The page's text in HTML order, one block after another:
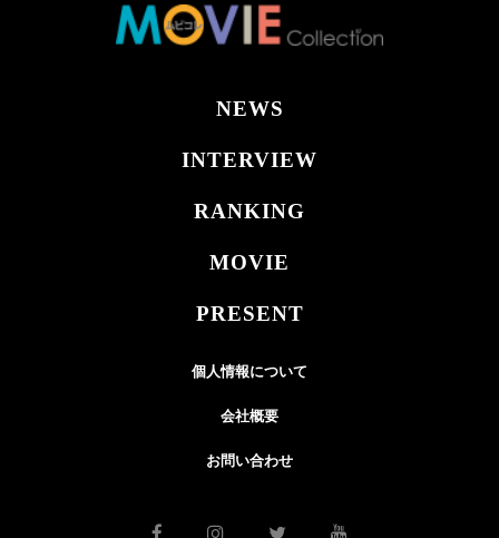
NEWS
INTERVIEW
RANKING
MOVIE
PRESENT
個人情報について
会社概要
お問い合わせ